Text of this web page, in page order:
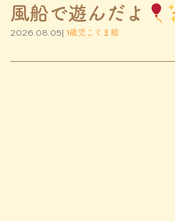
風船で遊んだよ
2026.08.05| 1歳児こぐま組